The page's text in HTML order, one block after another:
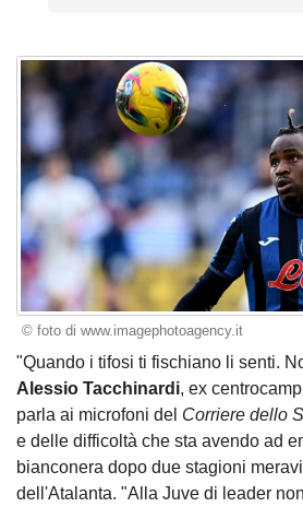
© foto di www.imagephotoagency.it
"Quando i tifosi ti fischiano li senti.
Alessio Tacchinardi, ex
parla ai microfoni del Corriere dello
e delle difficoltà che sta avendo ad
bianconera dopo due stagioni
dell'Atalanta. "Alla Juve di leader